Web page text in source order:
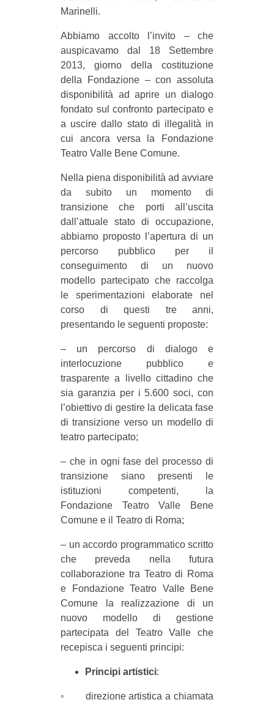
CINEMA
MANIFESTI
MUSICA
RECENSIONI
INTERNAZIONALE
AFRICA
AMERICHE
ESTREMO ORIENTE
EUROPA
MEDIO ORIENTE
MONDO
EVENTI
in
tw
bsky
SEARCH
Marinelli.
Abbiamo accolto l’invito – che
auspicavamo dal 18 Settembre
2013, giorno della costituzione
della Fondazione – con assoluta
disponibilità ad aprire un dialogo
fondato sul confronto partecipato e
a uscire dallo stato di illegalità in
cui ancora versa la Fondazione
Teatro Valle Bene Comune.
Nella piena disponibilità ad avviare
da subito un momento di
transizione che porti all’uscita
dall’attuale stato di occupazione,
abbiamo proposto l’apertura di un
percorso pubblico per il
conseguimento di un nuovo
modello partecipato che raccolga
le sperimentazioni elaborate nel
corso di questi tre anni,
presentando le seguenti proposte:
– un percorso di dialogo e
interlocuzione pubblico e
trasparente a livello cittadino che
sia garanzia per i 5.600 soci, con
l’obiettivo di gestire la delicata fase
di transizione verso un modello di
teatro partecipato;
– che in ogni fase del processo di
transizione siano presenti le
istituzioni competenti, la
Fondazione Teatro Valle Bene
Comune e il Teatro di Roma;
– un accordo programmatico scritto
che preveda nella futura
collaborazione tra Teatro di Roma
e Fondazione Teatro Valle Bene
Comune la realizzazione di un
nuovo modello di gestione
partecipata del Teatro Valle che
recepisca i seguenti principi:
Principi artistici:
◦ direzione artistica a chiamata